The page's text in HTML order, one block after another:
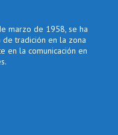
marzo de 1958, se ha
tradición en la zona
en la comunicación en